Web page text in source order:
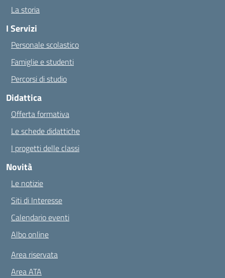
La storia
I Servizi
Personale scolastico
Famiglie e studenti
Percorsi di studio
Didattica
Offerta formativa
Le schede didattiche
I progetti delle classi
Novità
Le notizie
Siti di Interesse
Calendario eventi
Albo online
Area riservata
Area ATA